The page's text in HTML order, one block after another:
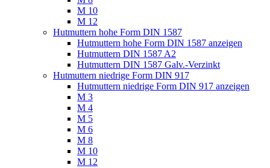
M 10
M 12
Hutmuttern hohe Form DIN 1587
Hutmuttern hohe Form DIN 1587 anzeigen
Hutmuttern DIN 1587 A2
Hutmuttern DIN 1587 Galv.-Verzinkt
Hutmuttern niedrige Form DIN 917
Hutmuttern niedrige Form DIN 917 anzeigen
M 3
M 4
M 5
M 6
M 8
M 10
M 12